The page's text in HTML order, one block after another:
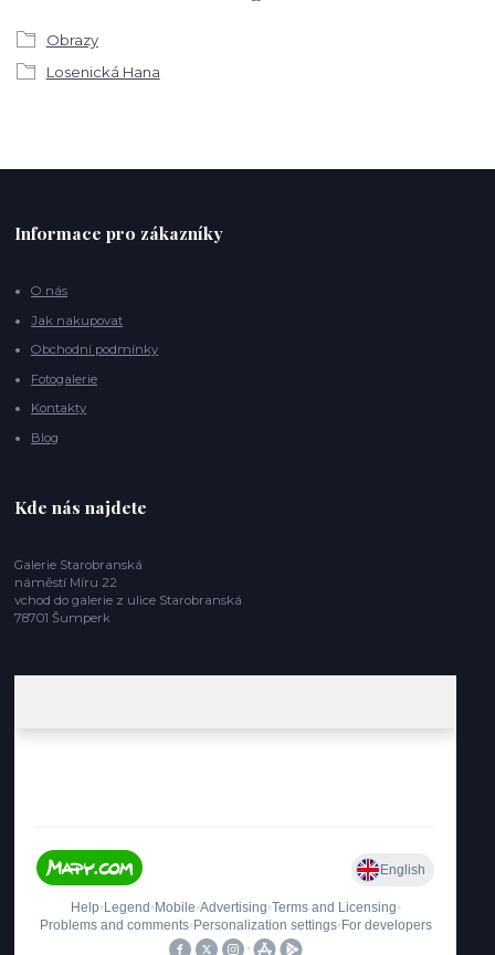
Obrazy
Losenická Hana
Informace pro zákazníky
O nás
Jak nakupovat
Obchodní podmínky
Fotogalerie
Kontakty
Blog
Kde nás najdete
Galerie Starobranská
náměstí Míru 22
vchod do galerie z ulice Starobranská
78701 Šumperk